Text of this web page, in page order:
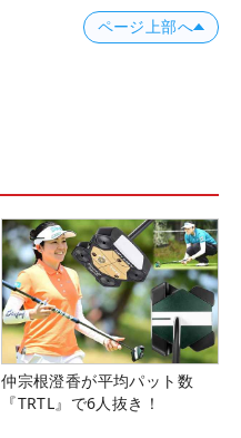
ページ上部へ
仲宗根澄香が平均パット数
『TRTL』で6人抜き！